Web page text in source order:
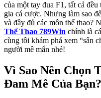
của một tay đua F1, tất cả
gia cá cược. Nhưng làm sao
và đầy đủ các môn thể thao?
Thể Thao 789Win chính là
cùng tôi khám phá xem “sân
người mê mẩn nhé!
Vì Sao Nên Chọn
Đam Mê Của Bạn?